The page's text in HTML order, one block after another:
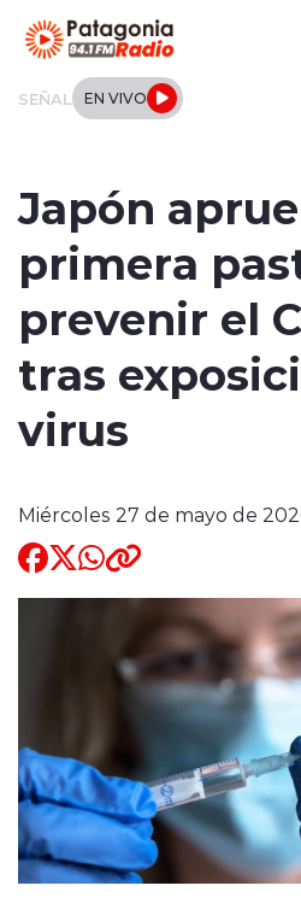
SEÑAL EN VIVO
Regionales
Entrevistas
modo claro
Japón
primera
prevenir el
tras
virus
Miércoles 27 de mayo de